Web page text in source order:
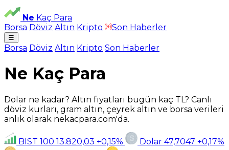
Ne Kaç Para
Borsa Döviz Altın Kripto Son Haberler
☰
Borsa Döviz Altın Kripto Son Haberler
Ne Kaç Para
Dolar ne kadar? Altın fiyatları bugün kaç TL? Canlı
döviz kurları, gram altın, çeyrek altın ve borsa verileri
anlık olarak nekacpara.com'da.
BIST 100 13.820,03 +0,15% Dolar 47,7047 +0,17%